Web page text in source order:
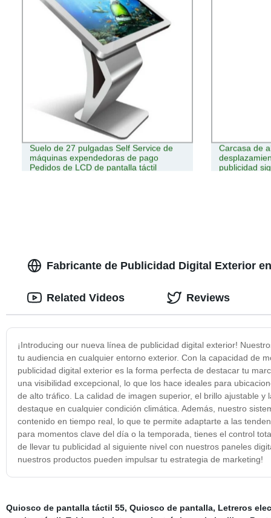
Suelo de 27 pulgadas Self Service de
máquinas expendedoras de pago
Pedidos de LCD de pantalla táctil
Carcasa de
publicidad
Fabricante de Publicidad Digital Exterior
¡Introducing our nueva línea de publicidad digital exterior!
tu audiencia en cualquier entorno exterior. Con la capacidad de
publicidad digital exterior es la forma perfecta de destacar tu
una visibilidad excepcional, lo que los hace ideales para
de alto tráfico. La calidad de imagen superior, el brillo ajustable
destaque en cualquier condición climática. Además, nuestro
contenido en tiempo real, lo que te permite adaptarte a las
para momentos clave del día o la temporada, tienes el control
de llevar tu publicidad al siguiente nivel con nuestros paneles
nuestros productos pueden impulsar tu estrategia de marketing!
Related Videos Reviews
Quiosco de pantalla táctil 55, Quiosco de pantalla, Letreros